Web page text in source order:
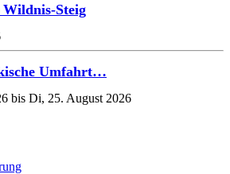
Wildnis-Steig
Umfahrt…
bis Di, 25. August 2026